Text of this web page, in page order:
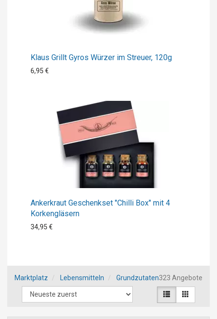
Klaus Grillt Gyros Würzer im Streuer, 120g
6,95 €
Ankerkraut Geschenkset "Chilli Box" mit 4
Korkengläsern
34,95 €
Marktplatz Lebensmitteln Grundzutaten323 Angebote